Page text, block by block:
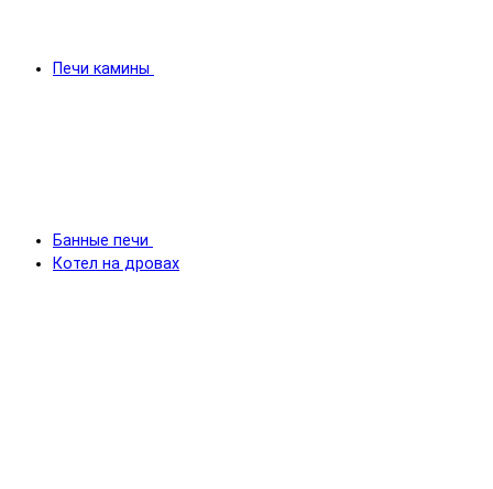
Печи камины
Банные печи
Котел на дровах